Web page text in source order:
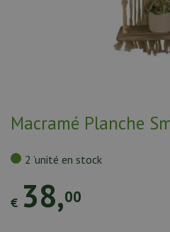
Macramé Planche
€ 38,00
2 ’unité en stock